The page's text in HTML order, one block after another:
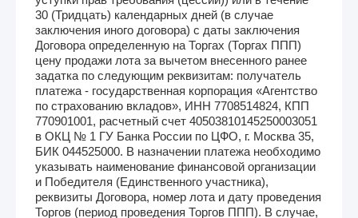
30 (Тридцать) календарных дней (в случае
заключения иного договора) с даты заключения
Договора определенную на Торгах (Торгах ППП)
цену продажи лота за вычетом внесенного ранее
задатка по следующим реквизитам: получатель
платежа - государственная корпорация «Агентство
по страхованию вкладов», ИНН 7708514824, КПП
770901001, расчетный счет 40503810145250003051
в ОКЦ № 1 ГУ Банка России по ЦФО, г. Москва 35,
БИК 044525000. В назначении платежа необходимо
указывать наименование финансовой организации
и Победителя (Единственного участника),
реквизиты Договора, номер лота и дату проведения
Торгов (период проведения Торгов ППП). В случае,